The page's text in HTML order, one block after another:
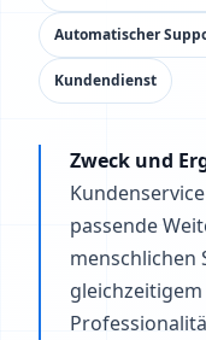
Automatischer
Kundendienst
Zweck und
passende
menschlichen